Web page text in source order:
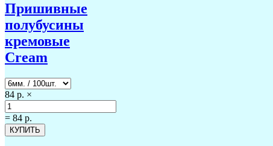
Пришивные
полубусины
кремовые
Cream
84 р. ×
= 84 р.